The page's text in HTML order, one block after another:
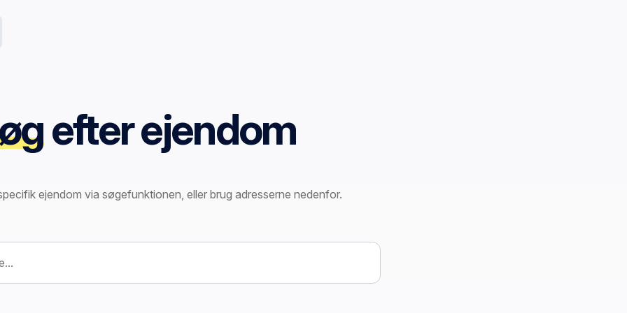
efter ejendom
ejendom via søgefunktionen, eller brug adresserne nedenfor.